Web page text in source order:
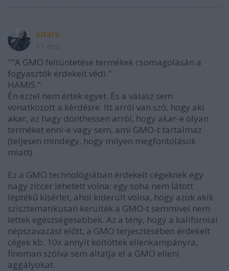
sdani
""A GMO feltüntetése termékek csomagolásán a
fogyasztók érdekeit védi."
HAMIS."
Én ezzel nem értek egyet. És a válasz sem
vonatkozott a kérdésre. Itt arról van szó, hogy aki
akar, az hagy dönthessen arról, hogy akar-e olyan
terméket enni-e vagy sem, ami GMO-t tartalmaz
(teljesen mindegy, hogy milyen megfontolások
miatt).
Ez a GMO technológiában érdekelt cégeknek egy
nagy ziccer lehetett volna: egy soha nem látott
léptékű kísérlet, ahol kiderült volna, hogy azok akik
szisztematikusan kerülték a GMO-t semmivel nem
lettek egészségesebbek. Az a tény, hogy a kaliforniai
népszavazást előtt, a GMO terjesztésében érdekelt
cégek kb. 10x annyit költöttek ellenkampányra,
finoman szólva sem altatja el a GMO elleni
aggályokat.